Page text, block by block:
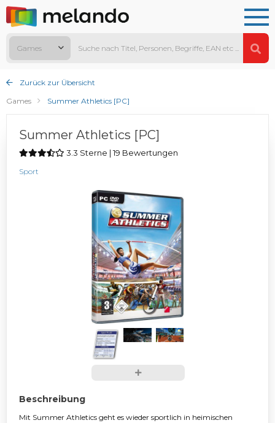
Games
Zurück zur Übersicht
Games
Summer Athletics [PC]
Summer Athletics [PC]
3.3 Sterne | 19 Bewertungen
Sport
Beschreibung
Mit Summer Athletics geht es wieder sportlich in heimischen